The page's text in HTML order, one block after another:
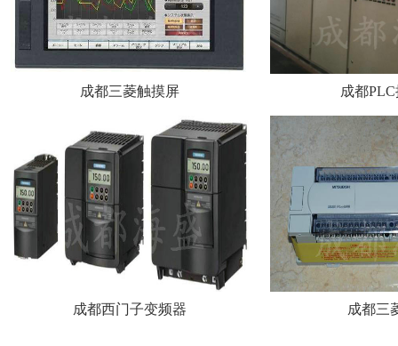
成都三菱触摸屏 成都
成都西门子变频器 成都三